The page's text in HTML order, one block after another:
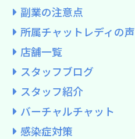
副業の注意点
所属チャットレディの声
店舗一覧
スタッフブログ
スタッフ紹介
バーチャルチャット
感染症対策